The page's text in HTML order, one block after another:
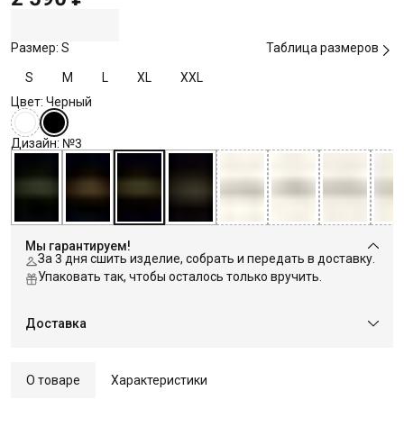
Размер: S Таблица размеров
S M L XL
XXL
Цвет: Черный
Дизайн: №3
Мы гарантируем!
За 3 дня сшить изделие, собрать и передать в доставку.
Упаковать так, чтобы осталось только вручить.
Доставка
О товаре Характеристики